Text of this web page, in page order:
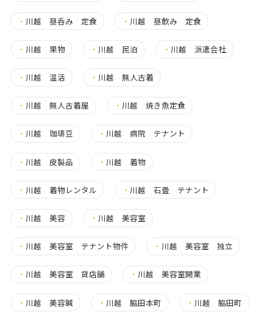
・ 川越 昼呑み 定食 ・ 川越 昼飲み 定食
・ 川越 果物 ・ 川越 民泊 ・ 川越 派遣会社
・ 川越 温活 ・ 川越 無人古着
・ 川越 無人古着屋 ・ 川越 焼き魚定食
・ 川越 珈琲豆 ・ 川越 病院 テナント
・ 川越 皮製品 ・ 川越 着物
・ 川越 着物レンタル ・ 川越 石畳 テナント
・ 川越 美容 ・ 川越 美容室
・ 川越 美容室 テナント物件 ・ 川越 美容室 独立
・ 川越 美容室 貸店舗 ・ 川越 美容室開業
・ 川越 美容鍼 ・ 川越 脇田本町 ・ 川越 脇田町